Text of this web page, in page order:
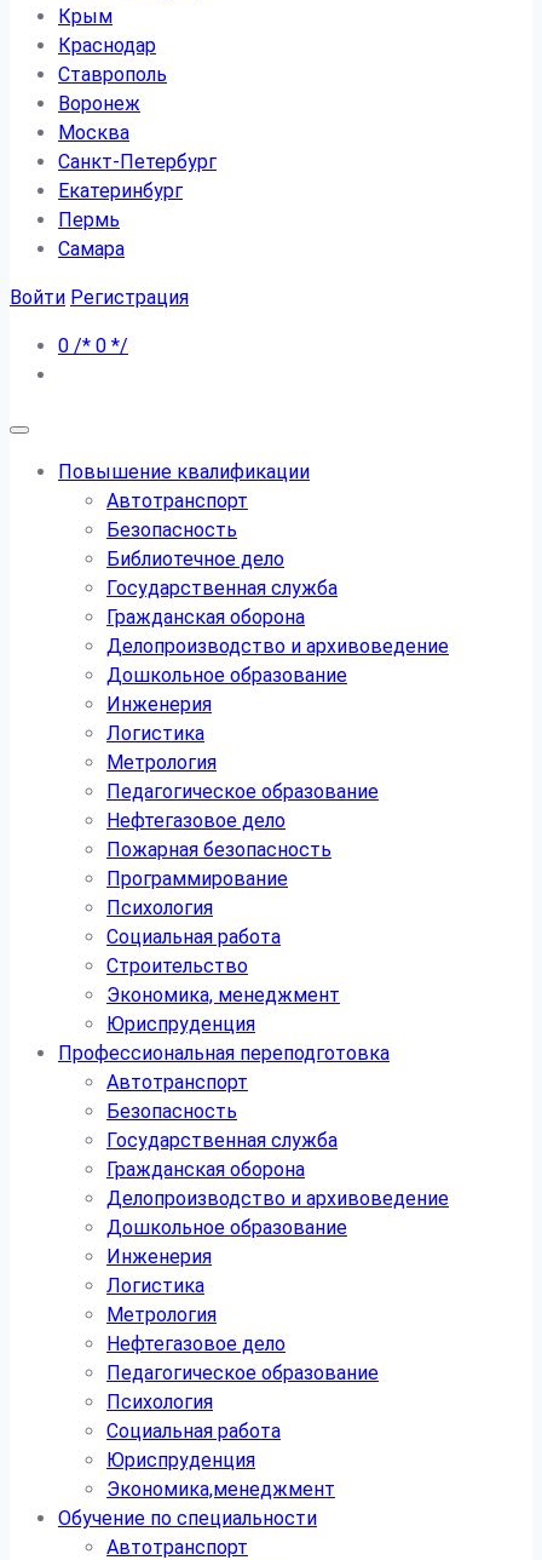
Крым
Краснодар
Ставрополь
Воронеж
Москва
Санкт-Петербург
Екатеринбург
Пермь
Самара
Войти Регистрация
0 /* 0 */
Повышение квалификации
Автотранспорт
Безопасность
Библиотечное дело
Государственная служба
Гражданская оборона
Делопроизводство и архивоведение
Дошкольное образование
Инженерия
Логистика
Метрология
Педагогическое образование
Нефтегазовое дело
Пожарная безопасность
Программирование
Психология
Социальная работа
Строительство
Экономика, менеджмент
Юриспруденция
Профессиональная переподготовка
Автотранспорт
Безопасность
Государственная служба
Гражданская оборона
Делопроизводство и архивоведение
Дошкольное образование
Инженерия
Логистика
Метрология
Нефтегазовое дело
Педагогическое образование
Психология
Социальная работа
Юриспруденция
Экономика,менеджмент
Обучение по специальности
Автотранспорт